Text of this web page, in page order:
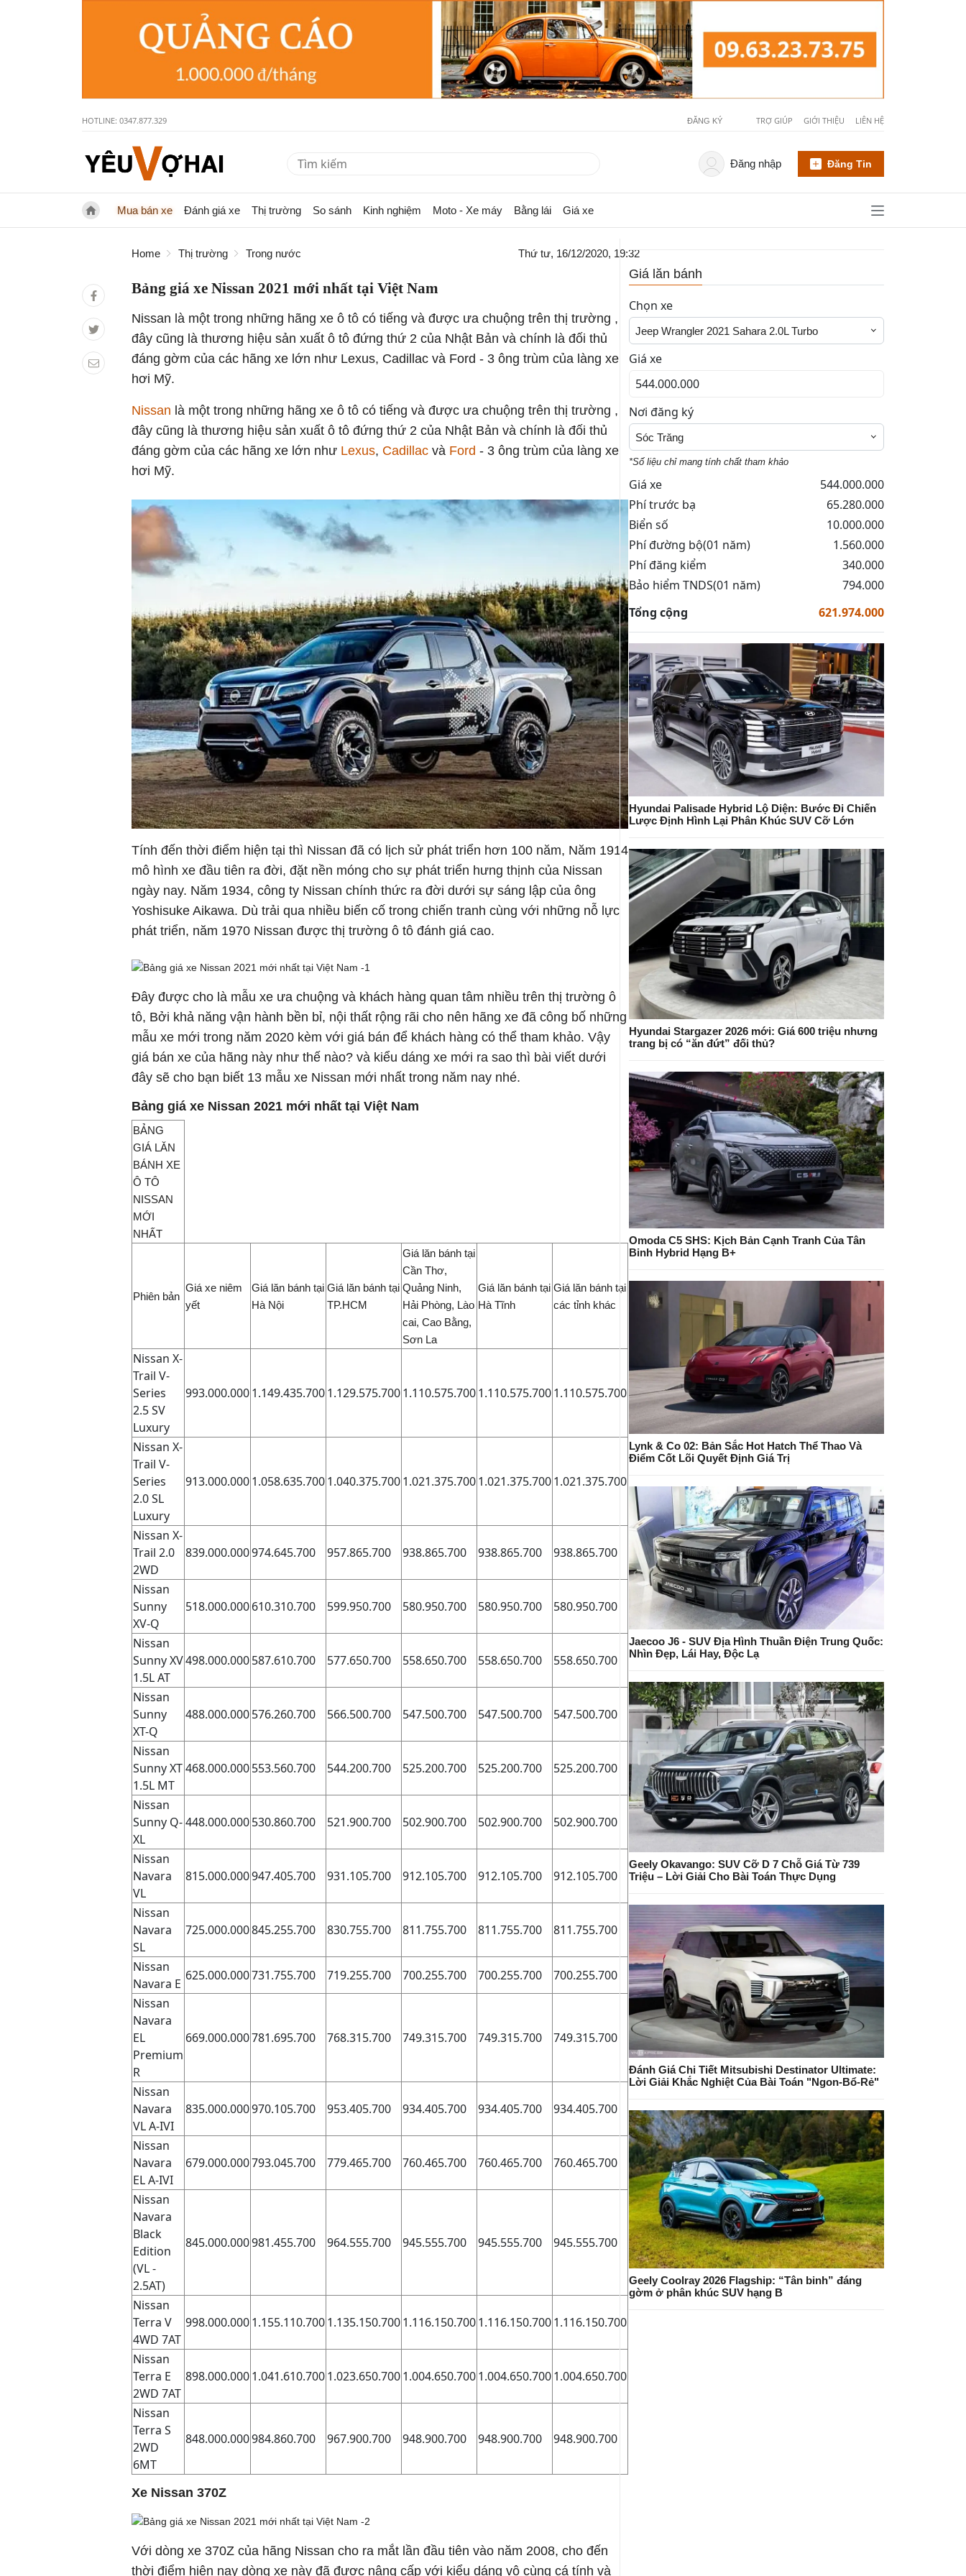
HOTLINE: 0347.877.329 ĐĂNG KÝ TRỢ GIÚP GIỚI THIỆU LIÊN HỆ
Đăng nhập Đăng Tin
Mua bán xe Đánh giá xe Thị trường So sánh Kinh nghiệm Moto - Xe máy Bằng lái Giá xe
Home Thị trường Trong nước Thứ tư, 16/12/2020, 19:32
Bảng giá xe Nissan 2021 mới nhất tại Việt Nam
Nissan là một trong những hãng xe ô tô có tiếng và được ưa chuộng trên thị trường ,
đây cũng là thương hiệu sản xuất ô tô đứng thứ 2 của Nhật Bản và chính là đối thủ
đáng gờm của các hãng xe lớn như Lexus, Cadillac và Ford - 3 ông trùm của làng xe
hơi Mỹ.
Nissan là một trong những hãng xe ô tô có tiếng và được ưa chuộng trên thị trường ,
đây cũng là thương hiệu sản xuất ô tô đứng thứ 2 của Nhật Bản và chính là đối thủ
đáng gờm của các hãng xe lớn như Lexus, Cadillac và Ford - 3 ông trùm của làng xe
hơi Mỹ.
Tính đến thời điểm hiện tại thì Nissan đã có lịch sử phát triển hơn 100 năm, Năm 1914
mô hình xe đầu tiên ra đời, đặt nền móng cho sự phát triển hưng thịnh của Nissan
ngày nay. Năm 1934, công ty Nissan chính thức ra đời dưới sự sáng lập của ông
Yoshisuke Aikawa. Dù trải qua nhiều biến cố trong chiến tranh cùng với những nỗ lực
phát triển, năm 1970 Nissan được thị trường ô tô đánh giá cao.
Đây được cho là mẫu xe ưa chuộng và khách hàng quan tâm nhiều trên thị trường ô
tô, Bởi khả năng vận hành bền bỉ, nội thất rộng rãi cho nên hãng xe đã công bố những
mẫu xe mới trong năm 2020 kèm với giá bán để khách hàng có thể tham khảo. Vậy
giá bán xe của hãng này như thế nào? và kiểu dáng xe mới ra sao thì bài viết dưới
đây sẽ cho bạn biết 13 mẫu xe Nissan mới nhất trong năm nay nhé.
Bảng giá xe Nissan 2021 mới nhất tại Việt Nam
BẢNG
GIÁ LĂN
BÁNH XE
Ô TÔ
NISSAN
MỚI
NHẤT
Phiên bản
Giá xe niêm
yết
Giá lăn bánh tại
Hà Nội
Giá lăn bánh tại
TP.HCM
Giá lăn bánh tại
Cần Thơ,
Quảng Ninh,
Hải Phòng, Lào
cai, Cao Bằng,
Sơn La
Giá lăn bánh tại
Hà Tĩnh
Giá lăn bánh tại
các tỉnh khác
Nissan X-
Trail V-
Series
2.5 SV
Luxury
993.000.0001.149.435.7001.129.575.7001.110.575.7001.110.575.7001.110.575.700
Nissan X-
Trail V-
Series
2.0 SL
Luxury
913.000.0001.058.635.7001.040.375.7001.021.375.7001.021.375.7001.021.375.700
Nissan X-
Trail 2.0
2WD
839.000.000974.645.700 957.865.700 938.865.700 938.865.700 938.865.700
Nissan
Sunny
XV-Q
518.000.000610.310.700 599.950.700 580.950.700 580.950.700 580.950.700
Nissan
Sunny XV
1.5L AT
498.000.000587.610.700 577.650.700 558.650.700 558.650.700 558.650.700
Nissan
Sunny
XT-Q
488.000.000576.260.700 566.500.700 547.500.700 547.500.700 547.500.700
Nissan
Sunny XT
1.5L MT
468.000.000553.560.700 544.200.700 525.200.700 525.200.700 525.200.700
Nissan
Sunny Q-
XL
448.000.000530.860.700 521.900.700 502.900.700 502.900.700 502.900.700
Nissan
Navara
VL
815.000.000947.405.700 931.105.700 912.105.700 912.105.700 912.105.700
Nissan
Navara
SL
725.000.000845.255.700 830.755.700 811.755.700 811.755.700 811.755.700
Nissan
Navara E
625.000.000731.755.700 719.255.700 700.255.700 700.255.700
700.255.700
Nissan
Navara
EL
Premium
R
669.000.000781.695.700 768.315.700 749.315.700 749.315.700 749.315.700
Nissan
Navara
VL A-IVI
835.000.000970.105.700 953.405.700 934.405.700 934.405.700 934.405.700
Nissan
Navara
EL A-IVI
679.000.000793.045.700 779.465.700 760.465.700 760.465.700 760.465.700
Nissan
Navara
Black
Edition
(VL -
2.5AT)
845.000.000981.455.700 964.555.700 945.555.700 945.555.700 945.555.700
Nissan
Terra V
4WD 7AT
998.000.0001.155.110.7001.135.150.7001.116.150.7001.116.150.7001.116.150.700
Nissan
Terra E
2WD 7AT
898.000.0001.041.610.7001.023.650.7001.004.650.7001.004.650.7001.004.650.700
Nissan
Terra S
2WD
6MT
848.000.000984.860.700 967.900.700 948.900.700 948.900.700 948.900.700
Xe Nissan 370Z
Với dòng xe 370Z của hãng Nissan cho ra mắt lần đầu tiên vào năm 2008, cho đến
thời điểm hiện nay dòng xe này đã được nâng cấp với kiểu dáng vô cùng cá tính và
Giá lăn bánh
Chọn xe
Jeep Wrangler 2021 Sahara 2.0L Turbo
Giá xe
Nơi đăng ký
Sóc Trăng
*Số liệu chỉ mang tính chất tham khảo
Giá xe
544.000.000
Phí trước bạ
65.280.000
Biển số
10.000.000
Phí đường bộ(01 năm)
1.560.000
Phí đăng kiểm
340.000
Bảo hiểm TNDS(01 năm)
794.000
Tổng cộng
621.974.000
Hyundai Palisade Hybrid Lộ Diện: Bước Đi Chiến
Lược Định Hình Lại Phân Khúc SUV Cỡ Lớn
Hyundai Stargazer 2026 mới: Giá 600 triệu nhưng
trang bị có “ăn đứt” đối thủ?
Omoda C5 SHS: Kịch Bản Cạnh Tranh Của Tân
Binh Hybrid Hạng B+
Lynk & Co 02: Bản Sắc Hot Hatch Thể Thao Và
Điểm Cốt Lõi Quyết Định Giá Trị
Jaecoo J6 - SUV Địa Hình Thuần Điện Trung Quốc:
Nhìn Đẹp, Lái Hay, Độc Lạ
Geely Okavango: SUV Cỡ D 7 Chỗ Giá Từ 739
Triệu – Lời Giải Cho Bài Toán Thực Dụng
Đánh Giá Chi Tiết Mitsubishi Destinator Ultimate:
Lời Giải Khắc Nghiệt Của Bài Toán "Ngon-Bổ-Rẻ"
Geely Coolray 2026 Flagship: “Tân binh” đáng
gờm ở phân khúc SUV hạng B